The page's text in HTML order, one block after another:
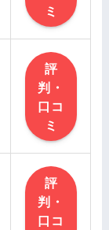
ミ
評
判・
口コ
ミ
評
判・
口コ